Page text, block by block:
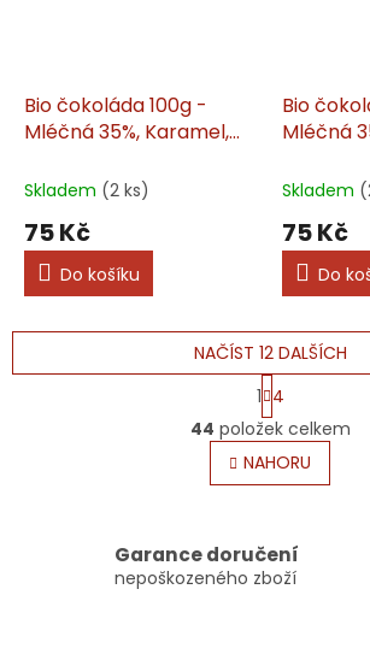
Bio čokoláda 100g -
Mléčná 35%, Karamel,
Skladem (2 ks)
75 Kč
Do košíku
Bio
Mléčná
Skladem
75 Kč
Do
O
v
l
á
c
í
NAČÍST 12 DALŠÍCH
S
t
r
á
n
k
á
n
í
1 4
44 položek celkem
NAHORU
Garance doručení
nepoškozeného zboží